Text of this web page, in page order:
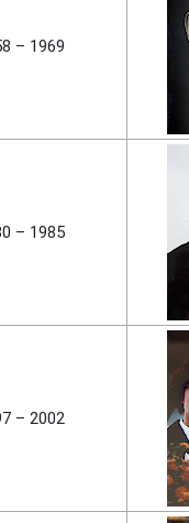
– 1969
– 1985
– 2002